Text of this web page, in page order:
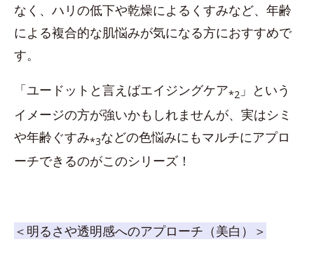
なく、ハリの低下や乾燥によるくすみなど、年齢
による複合的な肌悩みが気になる方におすすめで
す。
「ユードットと言えばエイジングケア*2 」という
イメージの方が強いかもしれませんが、実はシミ
や年齢ぐすみ*3などの色悩みにもマルチにアプロ
ーチできるのがこのシリーズ！
＜明るさや透明感へのアプローチ（美白）＞